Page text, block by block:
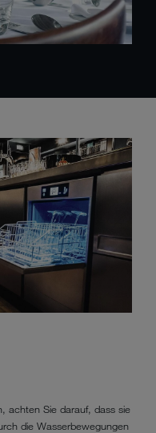
achten Sie darauf, dass sie
die Wasserbewegungen